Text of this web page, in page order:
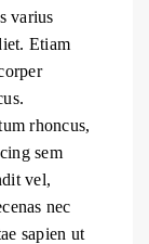
varius
Etiam
rhoncus,
sem
vel,
nec
sapien ut